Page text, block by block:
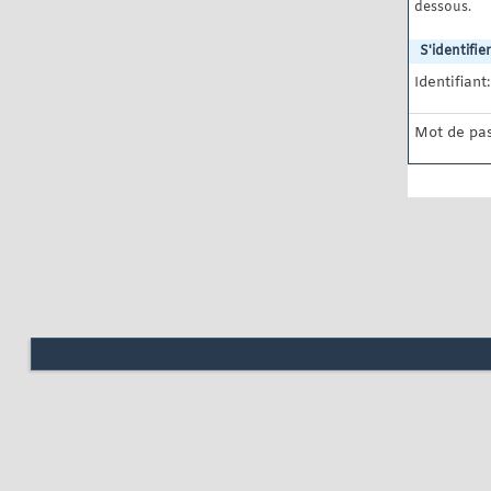
dessous.
S'identifier
Identifiant:
Mot de